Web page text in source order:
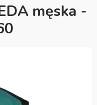
męska -